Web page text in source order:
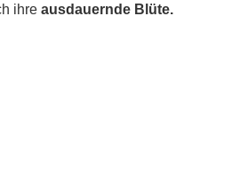
ihre ausdauernde Blüte.